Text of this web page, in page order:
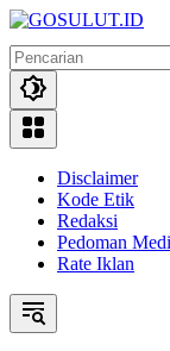
Disclaimer
Kode Etik
Redaksi
Pedoman
Rate Iklan